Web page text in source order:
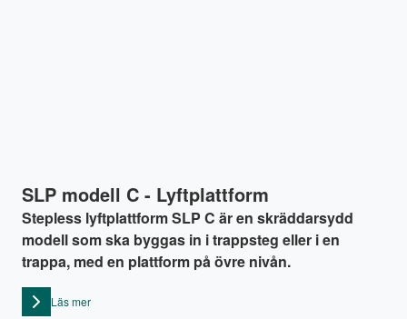
SLP modell C - Lyftplattform
Stepless lyftplattform SLP C är en skräddarsydd
modell som ska byggas in i trappsteg eller i en
trappa, med en plattform på övre nivån.
Läs mer